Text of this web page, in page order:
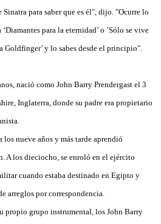
para saber que es él", dijo. "Ocurre lo
para la eternidad’ o ’Sólo se vive
Goldfinger’ y lo sabes desde el principio".
nació como John Barry Prendergast el 3
Inglaterra, donde su padre era propietario
nueve años y más tarde aprendió
A los dieciocho, se enroló en el ejército
cuando estaba destinado en Egipto y
arreglos por correspondencia.
propio grupo instrumental, los John Barry